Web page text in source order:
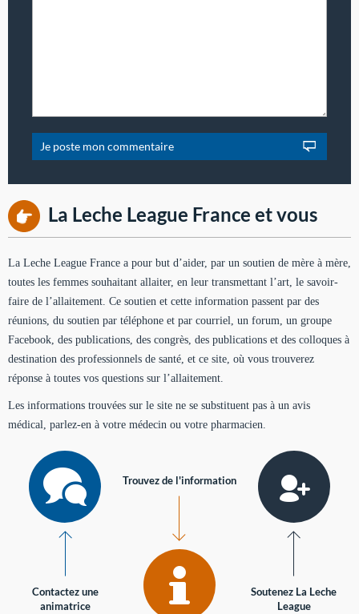
La Leche League France et vous
La Leche League France a pour but d’aider, par un soutien de mère à mère,
toutes les femmes souhaitant allaiter, en leur transmettant l’art, le savoir-
faire de l’allaitement. Ce soutien et cette information passent par des
réunions, du soutien par téléphone et par courriel, un forum, un groupe
Facebook, des publications, des congrès, des publications et des colloques à
destination des professionnels de santé, et ce site, où vous trouverez
réponse à toutes vos questions sur l’allaitement.
Les informations trouvées sur le site ne se substituent pas à un avis
médical, parlez-en à votre médecin ou votre pharmacien.
Contactez une
animatrice
Trouvez de l'information
Soutenez La Leche
League